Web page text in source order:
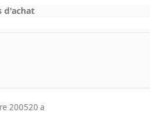
d'achat
200520 a